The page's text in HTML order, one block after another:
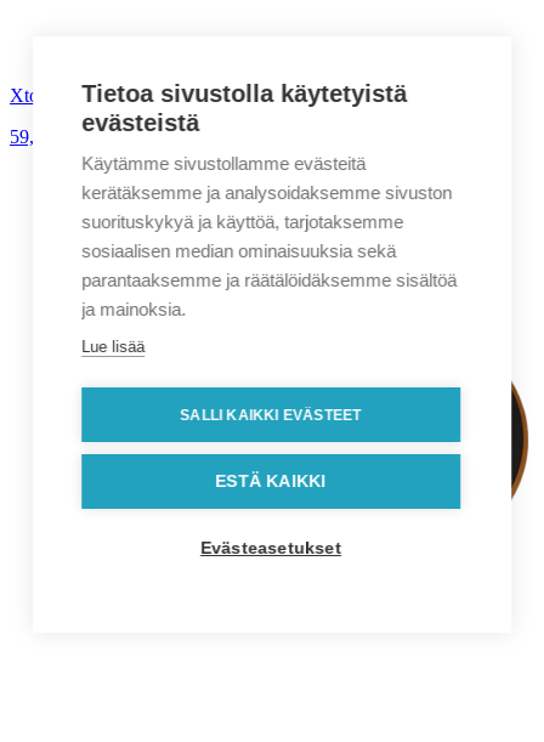
Xtorm FS510 Fuel Series varavirtalähde
59,90
Tietoa sivustolla käytetyistä
evästeistä
Käytämme sivustollamme evästeitä
kerätäksemme ja analysoidaksemme sivuston
suorituskykyä ja käyttöä, tarjotaksemme
sosiaalisen median ominaisuuksia sekä
parantaaksemme ja räätälöidäksemme sisältöä
ja mainoksia.
Lue lisää
SALLI KAIKKI EVÄSTEET
ESTÄ KAIKKI
Evästeasetukset